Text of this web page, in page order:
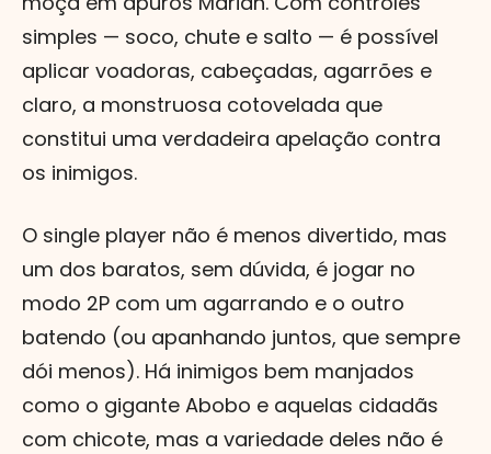
simples — soco, chute e salto — é possível
aplicar voadoras, cabeçadas, agarrões e
claro, a monstruosa cotovelada que
constitui uma verdadeira apelação contra
os inimigos.
O single player não é menos divertido, mas
um dos baratos, sem dúvida, é jogar no
modo 2P com um agarrando e o outro
batendo (ou apanhando juntos, que sempre
dói menos). Há inimigos bem manjados
como o gigante Abobo e aquelas cidadãs
com chicote, mas a variedade deles não é